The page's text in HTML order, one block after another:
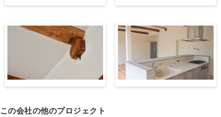
この会社の他のプロジェクト